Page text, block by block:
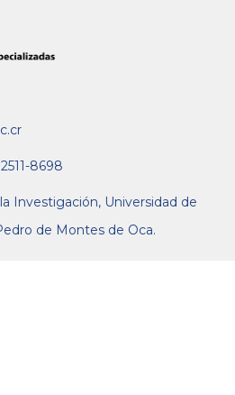
8698
Investigación, Universidad de
de Montes de Oca.